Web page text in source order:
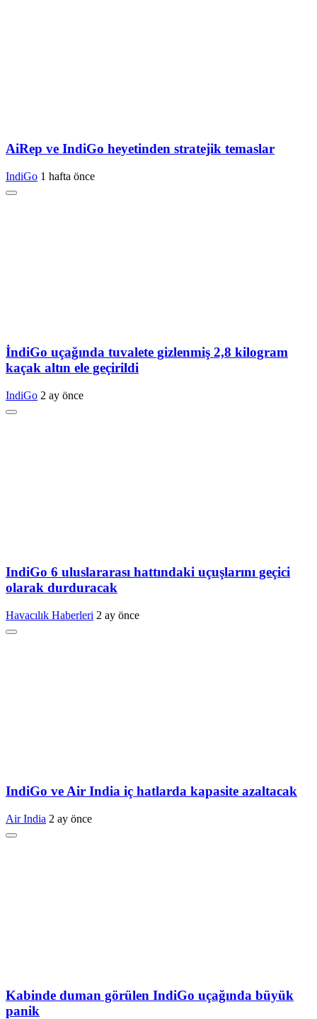
AiRep ve IndiGo heyetinden stratejik temaslar
IndiGo 1 hafta önce
İndiGo uçağında tuvalete gizlenmiş 2,8 kilogram
kaçak altın ele geçirildi
IndiGo 2 ay önce
IndiGo 6 uluslararası hattındaki uçuşlarını geçici
olarak durduracak
Havacılık Haberleri 2 ay önce
IndiGo ve Air India iç hatlarda kapasite azaltacak
Air India 2 ay önce
Kabinde duman görülen IndiGo uçağında büyük
panik